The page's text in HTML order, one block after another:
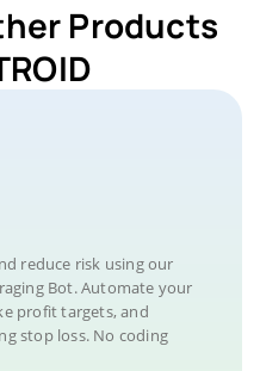
Products
reduce risk using our
Bot. Automate your
profit targets, and
stop loss. No coding